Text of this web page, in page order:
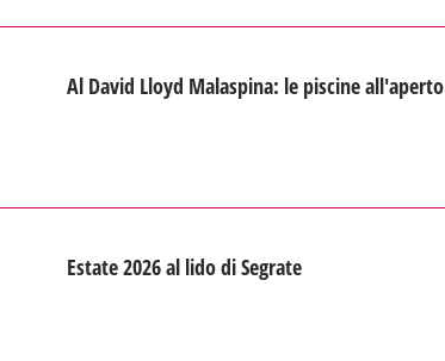
Al David Lloyd Malaspina: le piscine all'aperto
Estate 2026 al lido di Segrate